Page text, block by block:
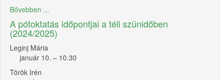
Bővebben ...
A pótoktatás időpontjai a téli szünidőben
(2024/2025)
Leginj Mária
január 10. – 10.30
Török Irén